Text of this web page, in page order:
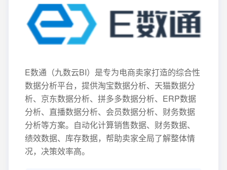
E数通（九数云BI）是专为电商卖家打造的综合性
数据分析平台，提供淘宝数据分析、天猫数据分
析、京东数据分析、拼多多数据分析、ERP数据
分析、直播数据分析、会员数据分析、财务数据
分析等方案。自动化计算销售数据、财务数据、
绩效数据、库存数据，帮助卖家全局了解整体情
况，决策效率高。